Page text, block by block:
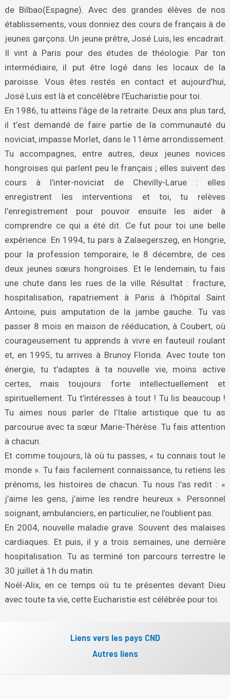
de Bilbao(Espagne). Avec des grandes élèves de nos
établissements, vous donniez des cours de français à de
jeunes garçons. Un jeune prêtre, José Luis, les encadrait.
Il vint à Paris pour des études de théologie. Par ton
intermédiaire, il put être logé dans les locaux de la
paroisse. Vous êtes restés en contact et aujourd’hui,
José Luis est là et concélèbre l’Eucharistie pour toi.
En 1986, tu atteins l’âge de la retraite. Deux ans plus tard,
il t’est demandé de faire partie de la communauté du
noviciat, impasse Morlet, dans le 11ème arrondissement.
Tu accompagnes, entre autres, deux jeunes novices
hongroises qui parlent peu le français ; elles suivent des
cours à l’inter-noviciat de Chevilly-Larue : elles
enregistrent les interventions et toi, tu relèves
l’enregistrement pour pouvoir ensuite les aider à
comprendre ce qui a été dit. Ce fut pour toi une belle
expérience. En 1994, tu pars à Zalaegerszeg, en Hongrie,
pour la profession temporaire, le 8 décembre, de ces
deux jeunes sœurs hongroises. Et le lendemain, tu fais
une chute dans les rues de la ville. Résultat : fracture,
hospitalisation, rapatriement à Paris à l’hôpital Saint
Antoine, puis amputation de la jambe gauche. Tu vas
passer 8 mois en maison de rééducation, à Coubert, où
courageusement tu apprends à vivre en fauteuil roulant
et, en 1995, tu arrives à Brunoy Florida. Avec toute ton
énergie, tu t’adaptes à ta nouvelle vie, moins active
certes, mais toujours forte intellectuellement et
spirituellement. Tu t’intéresses à tout ! Tu lis beaucoup !
Tu aimes nous parler de l’Italie artistique que tu as
parcourue avec ta sœur Marie-Thérèse. Tu fais attention
à chacun.
Et comme toujours, là où tu passes, « tu connais tout le
monde ». Tu fais facilement connaissance, tu retiens les
prénoms, les histoires de chacun. Tu nous l’as redit : «
j’aime les gens, j’aime les rendre heureux ». Personnel
soignant, ambulanciers, en particulier, ne l’oublient pas.
En 2004, nouvelle maladie grave. Souvent des malaises
cardiaques. Et puis, il y a trois semaines, une dernière
hospitalisation. Tu as terminé ton parcours terrestre le
30 juillet à 1h du matin.
Noël-Alix, en ce temps où tu te présentes devant Dieu
avec toute ta vie, cette Eucharistie est célébrée pour toi.
Liens vers les pays CND
Autres liens